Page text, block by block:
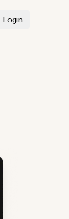
Login